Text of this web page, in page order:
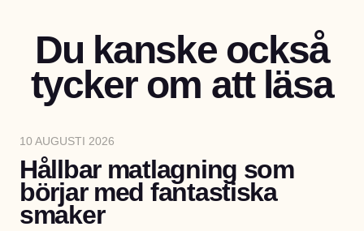
Du kanske också
tycker om att läsa
10 AUGUSTI 2026
Hållbar matlagning som
börjar med fantastiska
smaker